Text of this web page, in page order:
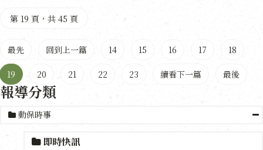
第 19 頁，共 45 頁
最先 回到上一篇 14 15 16 17 18
19 20 21 22 23 續看下一篇 最後
報導分類
動保時事
即時快訊